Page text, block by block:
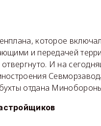
которое
и передачей
И на
отдана